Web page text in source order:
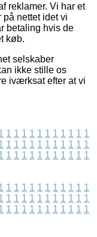
reklamer. Vi har et
nettet idet vi
betaling hvis de
køb.
selskaber
ikke stille os
iværksat efter at vi
1 1 1 1 1 1 1 1 1 1 1
1 1 1 1 1 1 1 1 1 1 1
1 1 1 1 1 1 1 1 1 1 1
1 1 1 1 1 1 1 1 1 1 1
1 1 1 1 1 1 1 1 1 1 1
1 1 1 1 1 1 1 1 1 1 1